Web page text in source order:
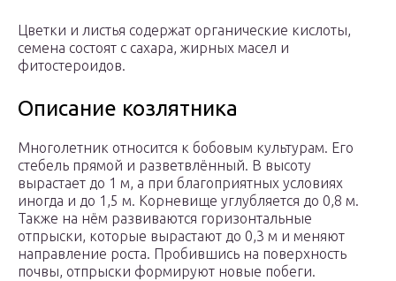
Цветки и листья содержат органические кислоты,
семена состоят с сахара, жирных масел и
фитостероидов.
Описание козлятника
Многолетник относится к бобовым культурам. Его
стебель прямой и разветвлённый. В высоту
вырастает до 1 м, а при благоприятных условиях
иногда и до 1,5 м. Корневище углубляется до 0,8 м.
Также на нём развиваются горизонтальные
отпрыски, которые вырастают до 0,3 м и меняют
направление роста. Пробившись на поверхность
почвы, отпрыски формируют новые побеги.